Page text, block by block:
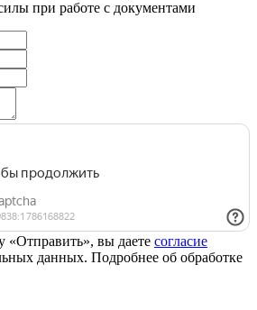
при работе с документами
вы даете согласие
данных. Подробнее об обработке